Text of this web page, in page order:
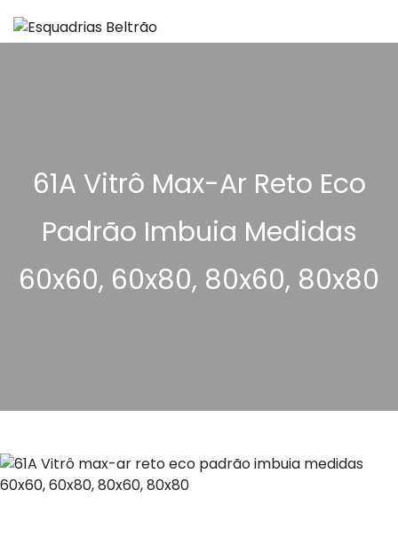
61A Vitrô Max-Ar Reto Eco
Padrão Imbuia Medidas
60x60, 60x80, 80x60, 80x80